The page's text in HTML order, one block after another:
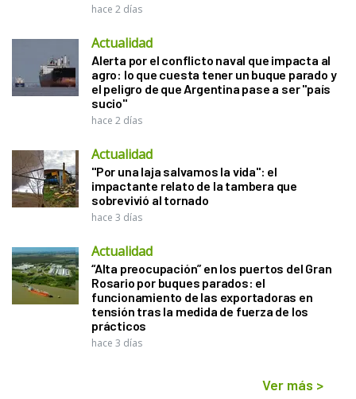
hace 2 días
Actualidad
Alerta por el conflicto naval que impacta al
agro: lo que cuesta tener un buque parado y
el peligro de que Argentina pase a ser "país
sucio"
hace 2 días
Actualidad
"Por una laja salvamos la vida": el
impactante relato de la tambera que
sobrevivió al tornado
hace 3 días
Actualidad
“Alta preocupación” en los puertos del Gran
Rosario por buques parados: el
funcionamiento de las exportadoras en
tensión tras la medida de fuerza de los
prácticos
hace 3 días
Ver más >